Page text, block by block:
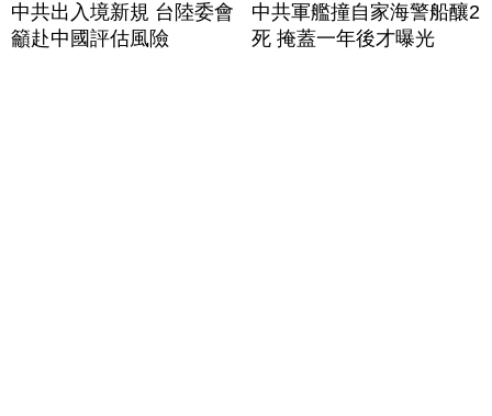
中共出入境新規 台陸委會
籲赴中國評估風險
中共軍艦撞自家海警船釀2
死 掩蓋一年後才曝光